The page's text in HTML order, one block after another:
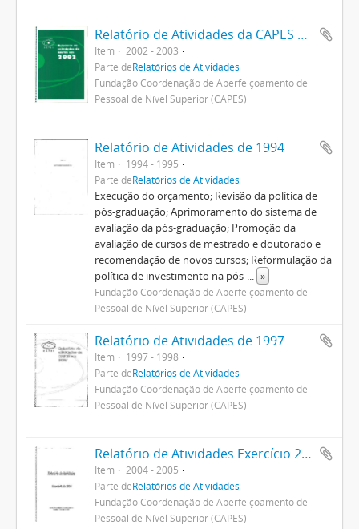
Relatório de Atividades da CAPES em 2002
Item
2002 - 2003
Parte deRelatórios de Atividades
Fundação Coordenação de Aperfeiçoamento de
Pessoal de Nível Superior (CAPES)
Relatório de Atividades de 1994
Item
1994 - 1995
Parte deRelatórios de Atividades
Execução do orçamento; Revisão da política de
pós-graduação; Aprimoramento do sistema de
avaliação da pós-graduação; Promoção da
avaliação de cursos de mestrado e doutorado e
recomendação de novos cursos; Reformulação da
política de investimento na pós-... »
Fundação Coordenação de Aperfeiçoamento de
Pessoal de Nível Superior (CAPES)
Relatório de Atividades de 1997
Item
1997 - 1998
Parte deRelatórios de Atividades
Fundação Coordenação de Aperfeiçoamento de
Pessoal de Nível Superior (CAPES)
Relatório de Atividades Exercício 2004
Item
2004 - 2005
Parte deRelatórios de Atividades
Fundação Coordenação de Aperfeiçoamento de
Pessoal de Nível Superior (CAPES)